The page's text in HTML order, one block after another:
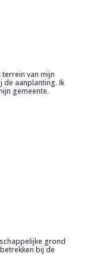
van mijn
de aanplanting. Ik
gemeente.
grond
bij de